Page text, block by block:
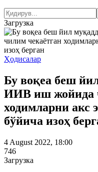
Загрузка
Ҳодисалар
Бу воқеа беш
ИИВ иш жойида
ходимларни акс
бўйича изоҳ
4 August 2022, 18:00
746
Загрузка